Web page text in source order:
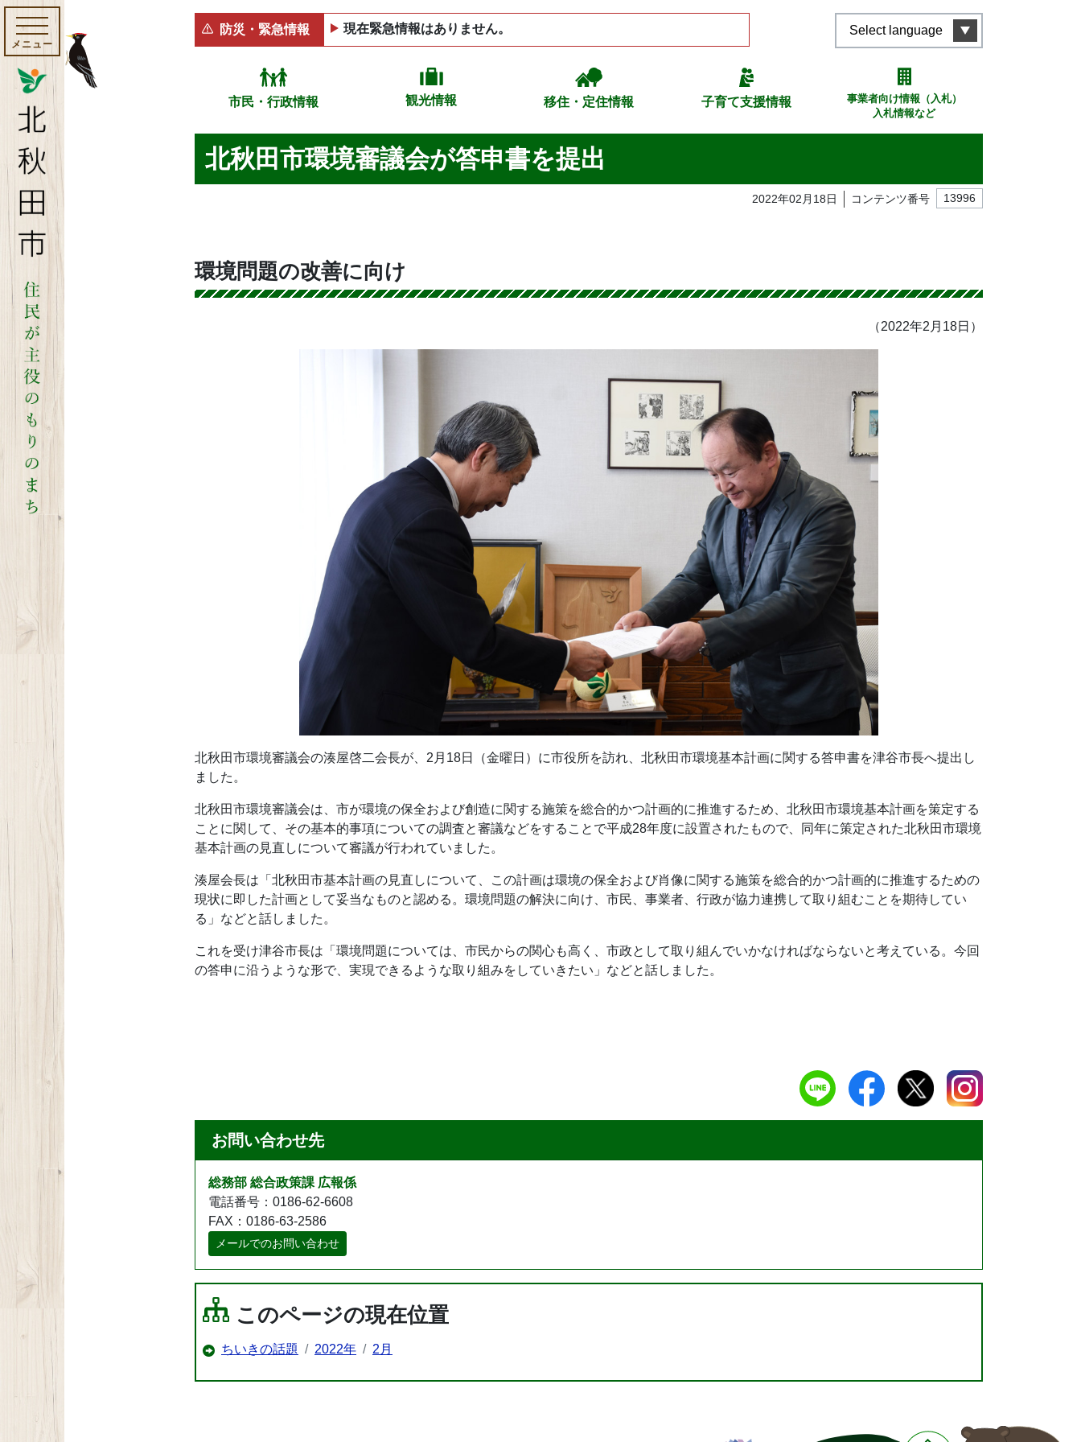
メニュー
防災・緊急情報 現在緊急情報はありません。 Select language
市民・行政情報 観光情報 移住・定住情報 子育て支援情報
事業者向け情報（入札）
入札情報など
北秋田市環境審議会が答申書を提出
2022年02月18日 コンテンツ番号 13996
環境問題の改善に向け
（2022年2月18日）
北秋田市環境審議会の湊屋啓二会長が、2月18日（金曜日）に市役所を訪れ、北秋田市環境基本計画に関する答申書を津谷市長へ提出し
ました。
北秋田市環境審議会は、市が環境の保全および創造に関する施策を総合的かつ計画的に推進するため、北秋田市環境基本計画を策定する
ことに関して、その基本的事項についての調査と審議などをすることで平成28年度に設置されたもので、同年に策定された北秋田市環境
基本計画の見直しについて審議が行われていました。
湊屋会長は「北秋田市基本計画の見直しについて、この計画は環境の保全および肖像に関する施策を総合的かつ計画的に推進するための
現状に即した計画として妥当なものと認める。環境問題の解決に向け、市民、事業者、行政が協力連携して取り組むことを期待してい
る」などと話しました。
これを受け津谷市長は「環境問題については、市民からの関心も高く、市政として取り組んでいかなければならないと考えている。今回
の答申に沿うような形で、実現できるような取り組みをしていきたい」などと話しました。
お問い合わせ先
総務部 総合政策課 広報係
電話番号：0186-62-6608
FAX：0186-63-2586
メールでのお問い合わせ
このページの現在位置
ちいきの話題 2022年 2月